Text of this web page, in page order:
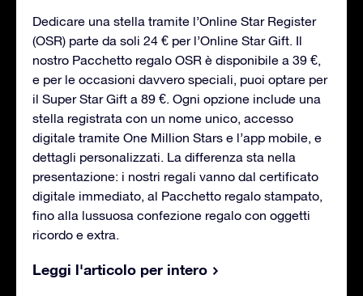
Dedicare una stella tramite l’Online Star Register
(OSR) parte da soli 24 € per l’Online Star Gift. Il
nostro Pacchetto regalo OSR è disponibile a 39 €,
e per le occasioni davvero speciali, puoi optare per
il Super Star Gift a 89 €. Ogni opzione include una
stella registrata con un nome unico, accesso
digitale tramite One Million Stars e l’app mobile, e
dettagli personalizzati. La differenza sta nella
presentazione: i nostri regali vanno dal certificato
digitale immediato, al Pacchetto regalo stampato,
fino alla lussuosa confezione regalo con oggetti
ricordo e extra.
Leggi l'articolo per intero